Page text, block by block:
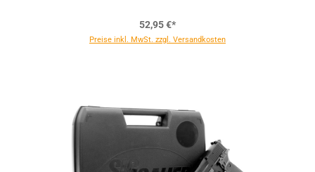
52,95 €*
Preise inkl. MwSt. zzgl. Versandkosten